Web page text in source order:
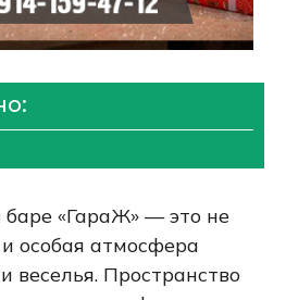
баре «ГараЖ» — это не
особая атмосфера
веселья. Пространство